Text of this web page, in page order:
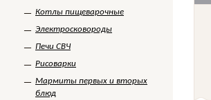
Котлы пищеварочные
Электросковороды
Печи СВЧ
Рисоварки
Мармиты первых и вторых
блюд